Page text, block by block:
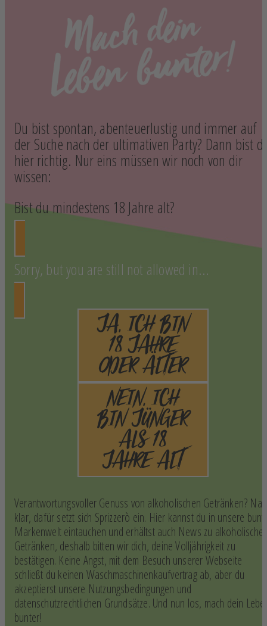
Du bist spontan, abenteuerlustig und immer auf
der Suche nach der ultimativen Party? Dann bist
hier richtig. Nur eins müssen wir noch von dir
wissen:
Bist du mindestens 18 Jahre alt?
Sorry, but you are still not allowed in...
JA, ICH BIN
18 JAHRE
ODER ÄLTER
NEIN, ICH
BIN JÜNGER
ALS 18
JAHRE ALT
Verantwortungsvoller Genuss von alkoholischen Getränken? Na
klar, dafür setzt sich Sprizzerò ein. Hier kannst du in unsere
Markenwelt eintauchen und erhältst auch News zu
Getränken, deshalb bitten wir dich, deine Volljährigkeit zu
bestätigen. Keine Angst, mit dem Besuch unserer Webseite
schließt du keinen Waschmaschinenkaufvertrag ab, aber du
akzeptierst unsere Nutzungsbedingungen und
datenschutzrechtlichen Grundsätze. Und nun los, mach dein
bunter!